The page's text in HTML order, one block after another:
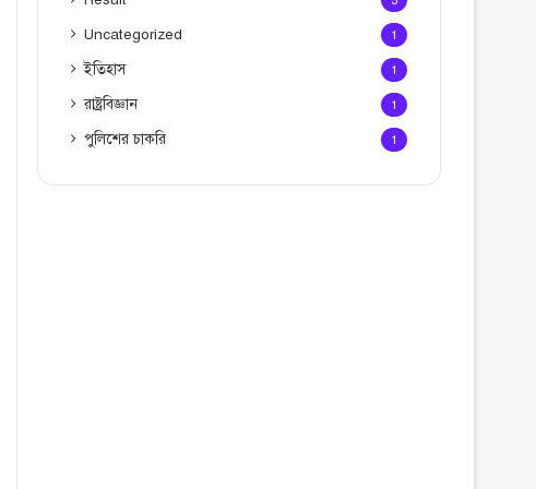
Uncategorized 1
ইতিহাস 1
রাষ্ট্রবিজ্ঞান 1
পুলিশের চাকরি 1